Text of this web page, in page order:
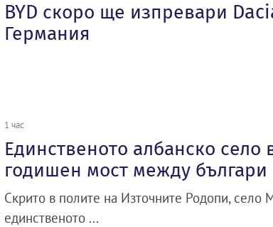
BYD скоро ще изпревари
Германия
1 час
Единственото албанско село
годишен мост между българи
Скрито в полите на Източните Родопи, село
единственото ...